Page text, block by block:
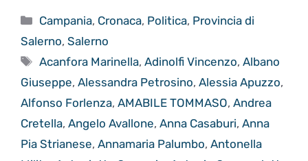
Categorie
Campania, Cronaca, Politica, Provincia di
Salerno, Salerno
Tag
Acanfora Marinella,Adinolfi Vincenzo,Albano
Giuseppe, Alessandra Petrosino, Alessia Apuzzo,
Alfonso Forlenza, AMABILE TOMMASO, Andrea
Cretella, Angelo Avallone, Anna Casaburi, Anna
Pia Strianese, Annamaria Palumbo, Antonella